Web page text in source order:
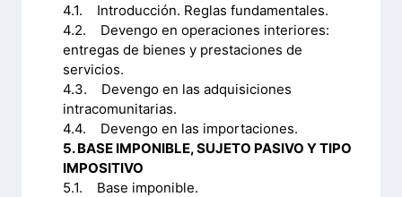
4.1. Introducción. Reglas fundamentales.
4.2. Devengo en operaciones interiores:
entregas de bienes y prestaciones de
servicios.
4.3. Devengo en las adquisiciones
intracomunitarias.
4.4. Devengo en las importaciones.
5. BASE IMPONIBLE, SUJETO PASIVO Y TIPO
IMPOSITIVO
5.1. Base imponible.